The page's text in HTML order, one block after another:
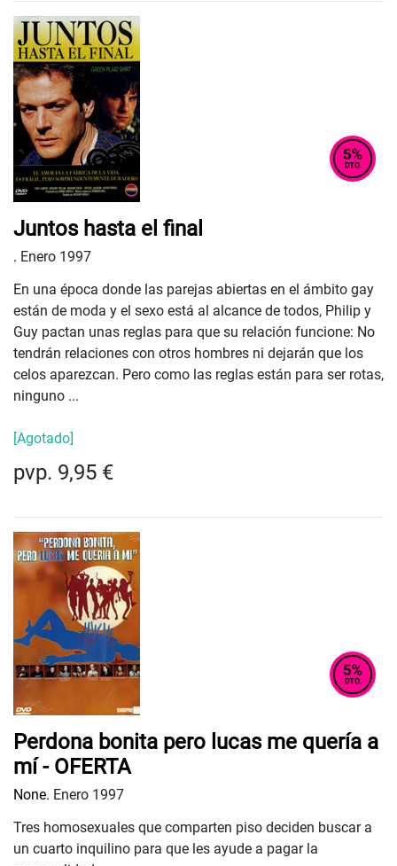
Juntos hasta el final
. Enero 1997
En una época donde las parejas abiertas en el ámbito gay
están de moda y el sexo está al alcance de todos, Philip y
Guy pactan unas reglas para que su relación funcione: No
tendrán relaciones con otros hombres ni dejarán que los
celos aparezcan. Pero como las reglas están para ser rotas,
ninguno ...
[Agotado]
pvp. 9,95 €
Perdona bonita pero lucas me quería a
mí - OFERTA
None. Enero 1997
Tres homosexuales que comparten piso deciden buscar a
un cuarto inquilino para que les ayude a pagar la